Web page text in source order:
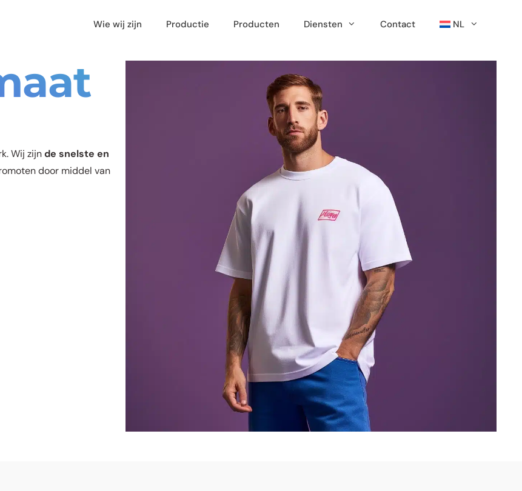
Wie wij zijn Productie Producten Diensten Contact NL
Wij zijnde snelste en
door middel van